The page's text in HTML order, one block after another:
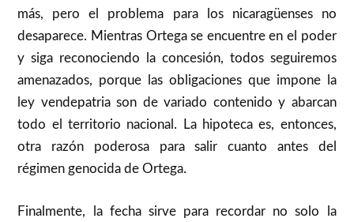
más, pero el problema para los nicaragüenses no
desaparece. Mientras Ortega se encuentre en el poder
y siga reconociendo la concesión, todos seguiremos
amenazados, porque las obligaciones que impone la
ley vendepatria son de variado contenido y abarcan
todo el territorio nacional. La hipoteca es, entonces,
otra razón poderosa para salir cuanto antes del
régimen genocida de Ortega.
Finalmente, la fecha sirve para recordar no solo la